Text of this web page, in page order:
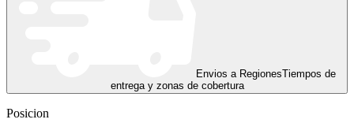
Envios a RegionesTiempos de
entrega y zonas de cobertura
Posicion